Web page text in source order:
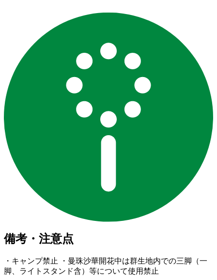
備考・注意点
・キャンプ禁止 ・曼珠沙華開花中は群生地内での三脚（一
脚、ライトスタンド含）等について使用禁止